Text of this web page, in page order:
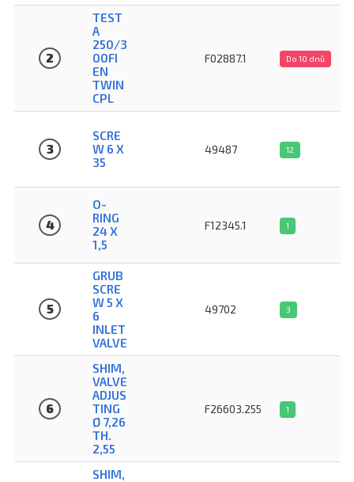
2
TEST
A
250/3
00FI
EN
TWIN
CPL
F02887.1 Do 10 dnů
3
SCRE
W 6 X
35
49487 12
4
O-
RING
24 X
1,5
F12345.1 1
5
GRUB
SCRE
W 5 X
6
INLET
VALVE
49702 3
6
SHIM,
VALVE
ADJUS
TING
Ø 7,26
TH.
2,55
F26603.255 1
SHIM,